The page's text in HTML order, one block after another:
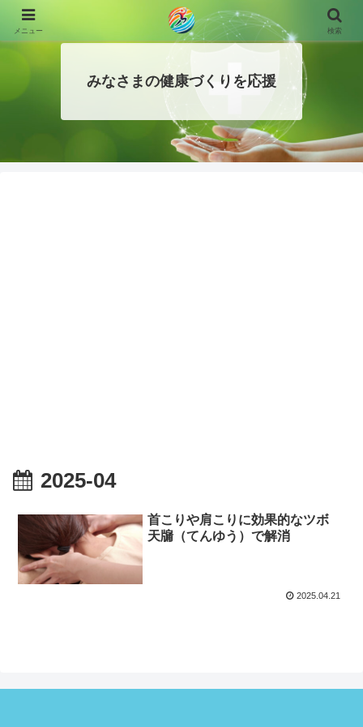
みなさまの健康づくりを応援
2025-04
首こりや肩こりに効果的なツボ
天牖（てんゆう）で解消
2025.04.21
メニュー 検索